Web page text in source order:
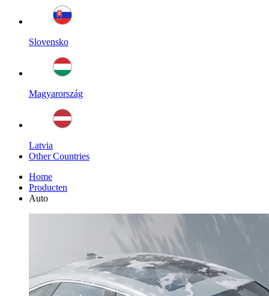
Slovensko
Magyarország
Latvia
Other Countries
Home
Producten
Auto